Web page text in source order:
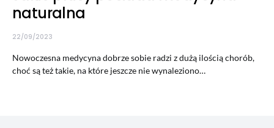
naturalna
22/09/2023
Nowoczesna medycyna dobrze sobie radzi z dużą ilością chorób,
choć są też takie, na które jeszcze nie wynaleziono…